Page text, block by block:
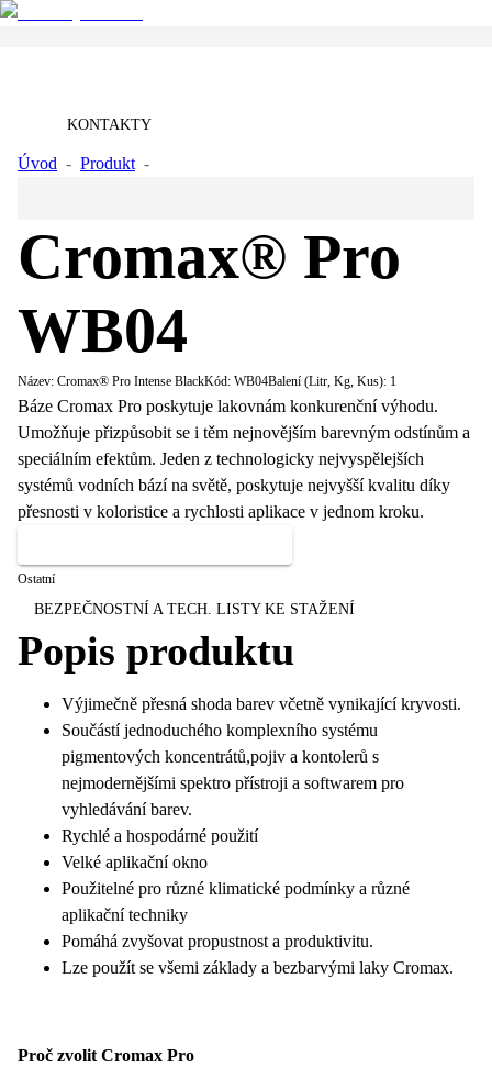
KONTAKTY
Úvod - Produkt -
Cromax® Pro
WB04
Název: Cromax® Pro Intense BlackKód: WB04Balení (Litr, Kg, Kus): 1
Báze Cromax Pro poskytuje lakovnám konkurenční výhodu.
Umožňuje přizpůsobit se i těm nejnovějším barevným odstínům a
speciálním efektům. Jeden z technologicky nejvyspělejších
systémů vodních bází na světě, poskytuje nejvyšší kvalitu díky
přesnosti v koloristice a rychlosti aplikace v jednom kroku.
Ostatní
BEZPEČNOSTNÍ A TECH. LISTY KE STAŽENÍ
Popis produktu
Výjimečně přesná shoda barev včetně vynikající kryvosti.
Součástí jednoduchého komplexního systému
pigmentových koncentrátů,pojiv a kontolerů s
nejmodernějšími spektro přístroji a softwarem pro
vyhledávání barev.
Rychlé a hospodárné použití
Velké aplikační okno
Použitelné pro různé klimatické podmínky a různé
aplikační techniky
Pomáhá zvyšovat propustnost a produktivitu.
Lze použít se všemi základy a bezbarvými laky Cromax.
Proč zvolit Cromax Pro